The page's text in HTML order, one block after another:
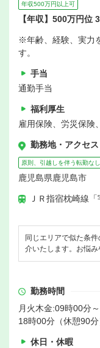
年収500万円以上可
【年収】500万円位
※年齢、経験、実力
す。
手当
通勤手当
福利厚生
雇用保険、労災保険
勤務地・アクセス
原則、引越しを伴う転勤なし
鹿児島県鹿児島市
ＪＲ指宿枕崎線
同じエリアで似た条
介いたします。お悩
勤務時間
月火木金:09時00分
18時00分（休憩90
休日・休暇